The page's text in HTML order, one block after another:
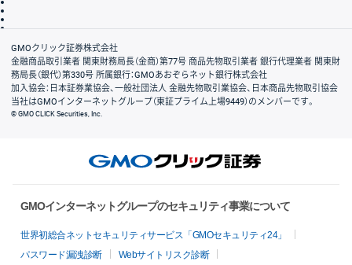
会社案内
GMOクリック証券株式会社
金融商品取引業者 関東財務局長（金商）第77号 商品先物取引業者 銀行代理業者 関東財
務局長（銀代）第330号 所属銀行：GMOあおぞらネット銀行株式会社
加入協会：日本証券業協会、一般社団法人 金融先物取引業協会、日本商品先物取引協会
当社はGMOインターネットグループ（東証プライム上場9449）のメンバーです。
© GMO CLICK Securities, Inc.
GMOインターネットグループのセキュリティ事業について
世界初総合ネットセキュリティサービス「GMOセキュリティ24」
パスワード漏洩診断
Webサイトリスク診断